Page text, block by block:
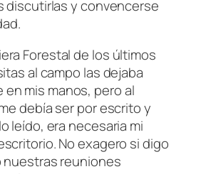
discutirlas y convencerse
Forestal de los últimos
al campo las dejaba
mis manos, pero al
debía ser por escrito y
leído, era necesaria mi
No exagero si digo
reuniones